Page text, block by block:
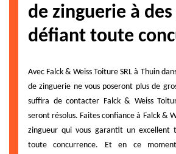
de zinguerie à
défiant toute
Avec Falck & Weiss Toiture SRL à Thuin
de zinguerie ne vous poseront plus de
suffira de contacter Falck & Weiss
seront résolus. Faites confiance à Falck &
zingueur qui vous garantit un excellent
toute concurrence. Et en ce